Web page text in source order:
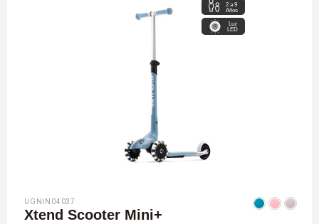
2 a 9
Años
Luz
LED
UGNIN04037
Xtend Scooter Mini+